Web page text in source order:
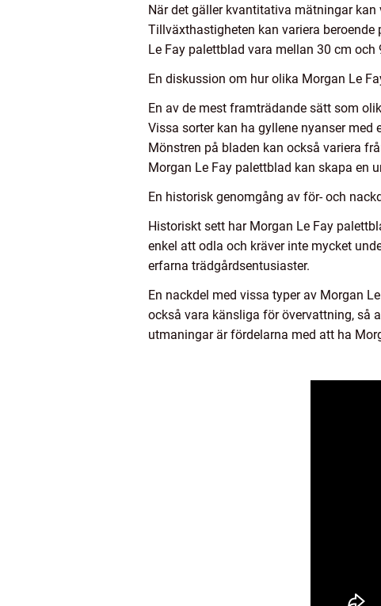
När det gäller kvantitativa mätningar
Tillväxthastigheten kan variera
Le Fay palettblad vara mellan 30 cm
En diskussion om hur olika Morgan Le
En av de mest framträdande sätt som
Vissa sorter kan ha gyllene nyanser
Mönstren på bladen kan också variera
Morgan Le Fay palettblad kan skapa en
En historisk genomgång av för- och
Historiskt sett har Morgan Le Fay
enkel att odla och kräver inte mycket
erfarna trädgårdsentusiaster.
En nackdel med vissa typer av Morgan
också vara känsliga för övervattning, så
utmaningar är fördelarna med att ha